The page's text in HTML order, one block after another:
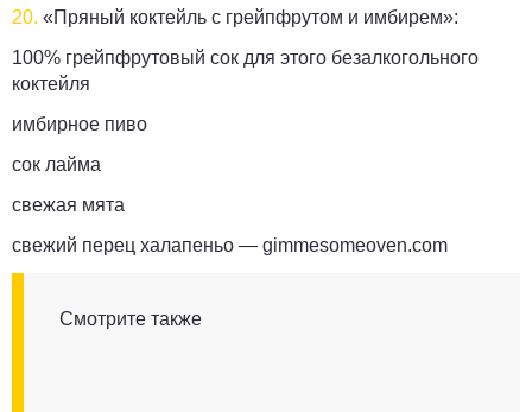
20. «Пряный коктейль с грейпфрутом и имбирем»:
100% грейпфрутовый сок для этого безалкогольного
коктейля
имбирное пиво
сок лайма
свежая мята
свежий перец халапеньо — gimmesomeoven.com
Смотрите также